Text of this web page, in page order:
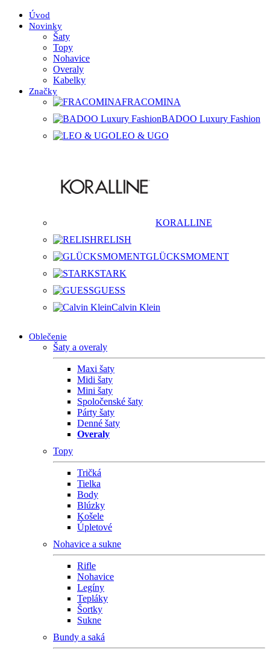
Úvod
Novinky
Šaty
Topy
Nohavice
Overaly
Kabelky
Značky
FRACOMINA
BADOO Luxury Fashion
LEO & UGO
KORALLINE
RELISH
GLÜCKSMOMENT
STARK
GUESS
Calvin Klein
Oblečenie
Šaty a overaly
Maxi šaty
Midi šaty
Mini šaty
Spoločenské šaty
Párty šaty
Denné šaty
Overaly
Topy
Tričká
Tielka
Body
Blúzky
Košele
Úpletové
Nohavice a sukne
Rifle
Nohavice
Legíny
Tepláky
Šortky
Sukne
Bundy a saká